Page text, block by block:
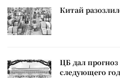
Китай
ЦБ дал
следующего